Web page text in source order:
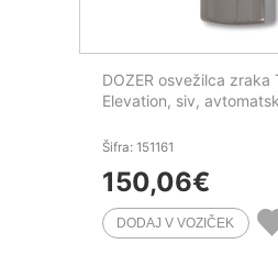
DOZER osvežilca zraka
Elevation, siv,
Šifra: 151161
150,06€